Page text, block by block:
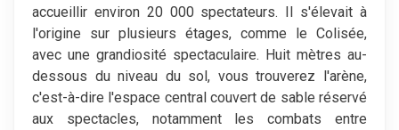
accueillir environ 20 000 spectateurs. Il s'élevait à
l'origine sur plusieurs étages, comme le Colisée,
avec une grandiosité spectaculaire. Huit mètres au-
dessous du niveau du sol, vous trouverez l'arène,
c'est-à-dire l'espace central couvert de sable réservé
aux spectacles, notamment les combats entre